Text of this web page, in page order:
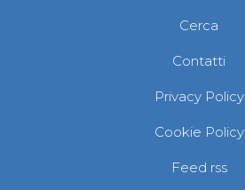
Cerca
Contatti
Privacy Policy
Cookie Policy
Feed rss